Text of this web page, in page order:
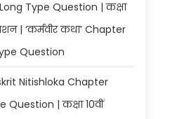
Type Question | कक्षा
| ‘कर्मवीर कथा’ Chapter
Question
Nitishloka Chapter
Question | कक्षा 10वीं